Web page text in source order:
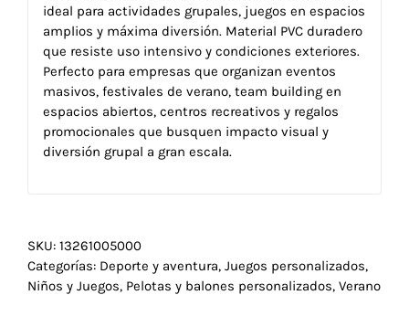
ideal para actividades grupales, juegos en espacios
amplios y máxima diversión. Material PVC duradero
que resiste uso intensivo y condiciones exteriores.
Perfecto para empresas que organizan eventos
masivos, festivales de verano, team building en
espacios abiertos, centros recreativos y regalos
promocionales que busquen impacto visual y
diversión grupal a gran escala.
SKU: 13261005000
Categorías: Deporte y aventura, Juegos personalizados,
Niños y Juegos, Pelotas y balones personalizados, Verano